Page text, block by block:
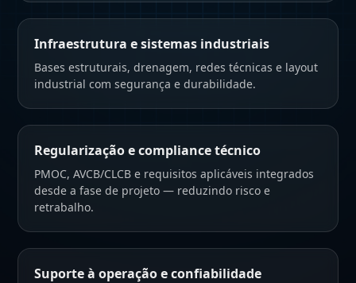
Infraestrutura e sistemas industriais
Bases estruturais, drenagem, redes técnicas e layout
industrial com segurança e durabilidade.
Regularização e compliance técnico
PMOC, AVCB/CLCB e requisitos aplicáveis integrados
desde a fase de projeto — reduzindo risco e
retrabalho.
Suporte à operação e confiabilidade